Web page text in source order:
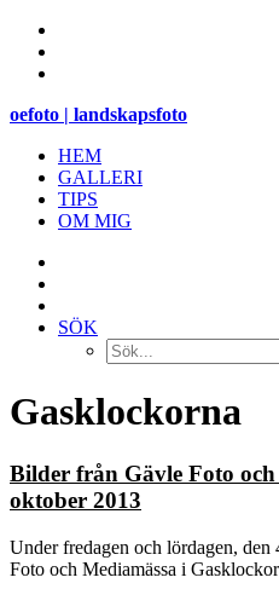
oefoto | landskapsfoto
HEM
GALLERI
TIPS
OM MIG
SÖK
Gasklockorna
Bilder från Gävle Foto och
oktober 2013
Under fredagen och lördagen,
Foto och Mediamässa i